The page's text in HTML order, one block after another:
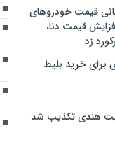
قیمت خودروهای
قیمت دنا،
زد
برای خرید بلیط
هندی تکذیب شد